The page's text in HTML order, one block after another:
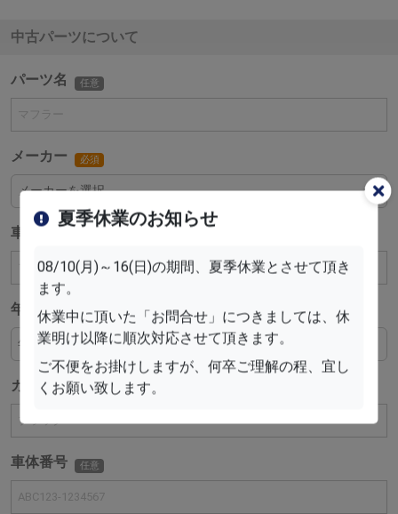
中古パーツについて
パーツ名 任意
メーカー 必須
車種
年式 必須
カラー 任意
車体番号 任意
夏季休業のお知らせ
08/10(月)～16(日)の期間、夏季休業とさせて頂き
ます。
休業中に頂いた「お問合せ」につきましては、休
業明け以降に順次対応させて頂きます。
ご不便をお掛けしますが、何卒ご理解の程、宜し
くお願い致します。